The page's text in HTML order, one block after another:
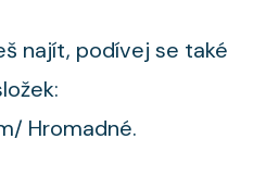
najít, podívej se také
Hromadné.